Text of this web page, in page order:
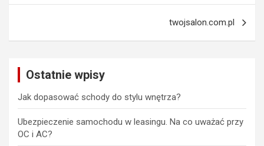
twojsalon.com.pl
Ostatnie wpisy
Jak dopasować schody do stylu wnętrza?
Ubezpieczenie samochodu w leasingu. Na co uważać przy
OC i AC?